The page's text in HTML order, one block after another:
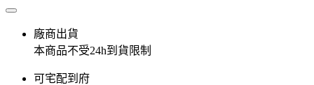
廠商出貨
本商品不受24h到貨限制
可宅配到府